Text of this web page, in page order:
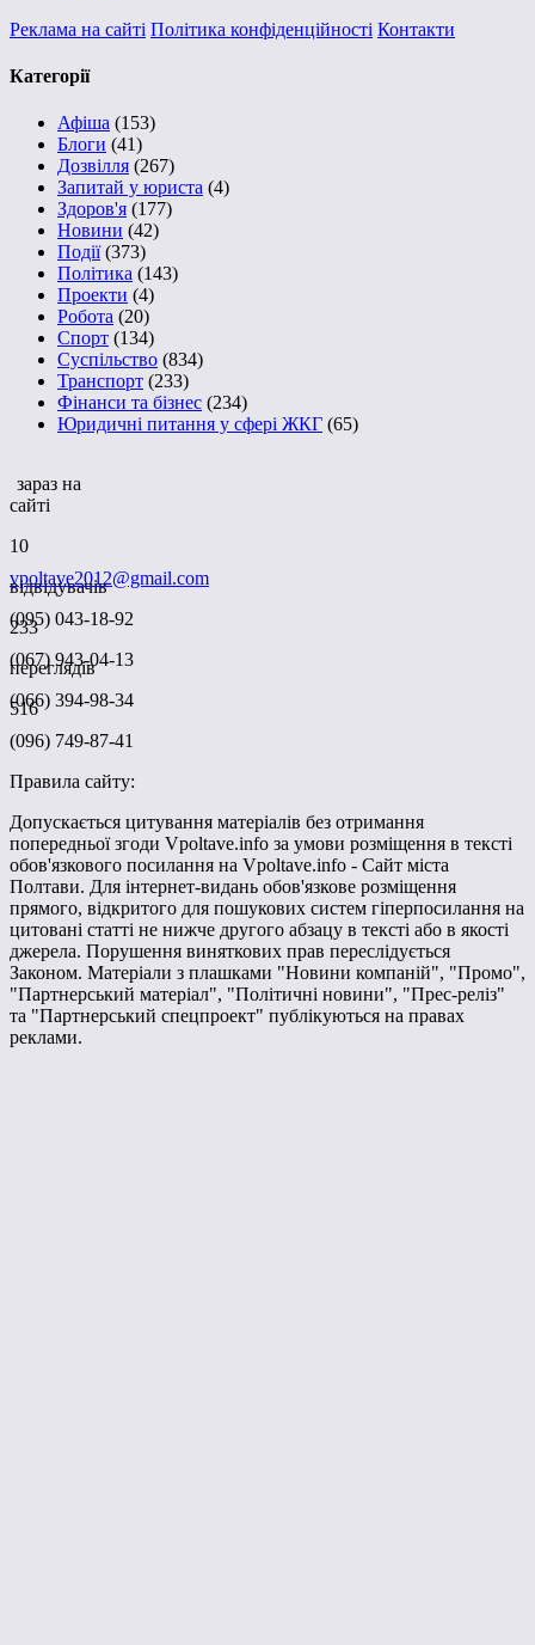
Реклама на сайті Політика конфіденційності Контакти
Категорії
Афіша (153)
Блоги (41)
Дозвілля (267)
Запитай у юриста (4)
Здоров'я (177)
Новини (42)
Події(373)
Політика (143)
Проекти (4)
Робота (20)
Спорт (134)
Суспільство (834)
Транспорт (233)
Фінанси та бізнес (234)
Юридичні питання у сфері ЖКГ (65)
зараз на
сайті
10
відвідувачів
233
переглядів
516
vpoltave2012@gmail.com
(095) 043-18-92
(067) 943-04-13
(066) 394-98-34
(096) 749-87-41
Правила сайту:
Допускається цитування матеріалів без отримання
попередньої згоди Vpoltave.info за умови розміщення в тексті
обов'язкового посилання на Vpoltave.info - Сайт міста
Полтави. Для інтернет-видань обов'язкове розміщення
прямого, відкритого для пошукових систем гіперпосилання на
цитовані статті не нижче другого абзацу в тексті або в якості
джерела. Порушення виняткових прав переслідується
Законом. Матеріали з плашками "Новини компаній", "Промо",
"Партнерський матеріал", "Політичні новини", "Прес-реліз"
та "Партнерський спецпроект" публікуються на правах
реклами.